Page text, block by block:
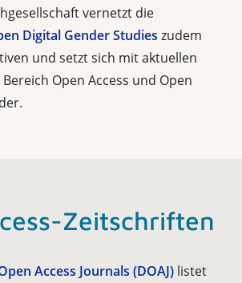
vernetzt die
Digital Gender Studies zudem
und setzt sich mit aktuellen
Open Access und Open
Zeitschriften
Access Journals (DOAJ) listet